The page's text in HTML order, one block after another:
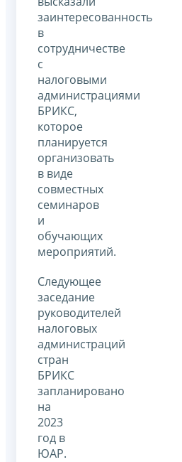
заинтересованность
в
сотрудничестве
с
налоговыми
администрациями
БРИКС,
которое
планируется
организовать
в виде
совместных
семинаров
и
обучающих
мероприятий.
Следующее
заседание
руководителей
налоговых
администраций
стран
БРИКС
запланировано
на
2023
год в
ЮАР.